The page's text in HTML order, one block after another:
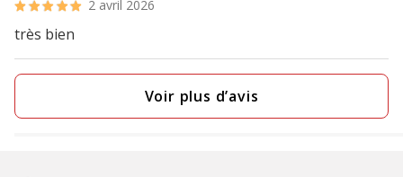
2 avril 2026
très bien
Voir plus d’avis